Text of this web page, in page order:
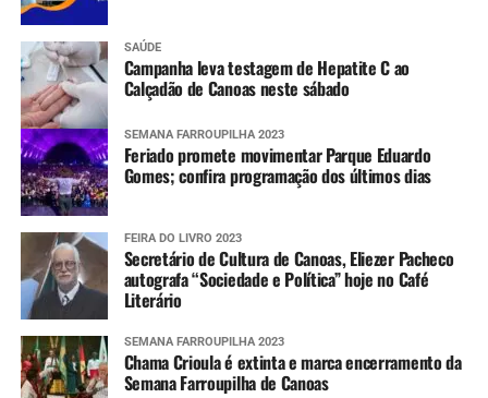
SAÚDE
Campanha leva testagem de Hepatite C ao
Calçadão de Canoas neste sábado
SEMANA FARROUPILHA 2023
Feriado promete movimentar Parque Eduardo
Gomes; confira programação dos últimos dias
FEIRA DO LIVRO 2023
Secretário de Cultura de Canoas, Eliezer Pacheco
autografa “Sociedade e Política” hoje no Café
Literário
SEMANA FARROUPILHA 2023
Chama Crioula é extinta e marca encerramento da
Semana Farroupilha de Canoas